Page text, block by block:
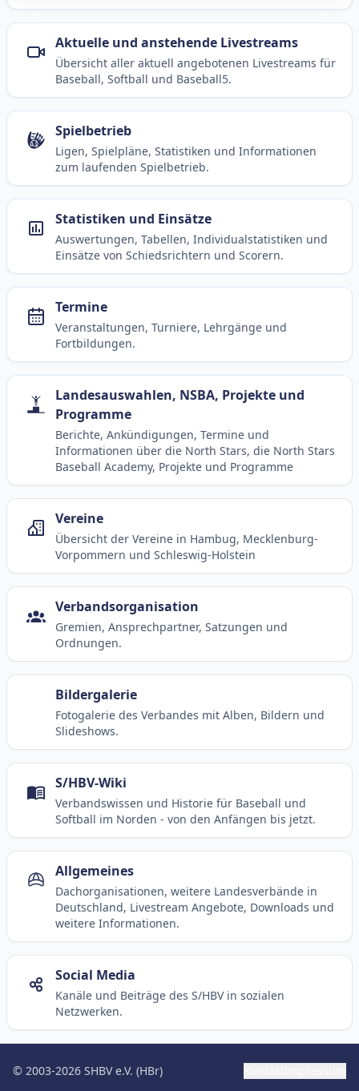
Aktuelle und anstehende Livestreams
Übersicht aller aktuell angebotenen Livestreams für
Baseball, Softball und Baseball5.
Spielbetrieb
Ligen, Spielpläne, Statistiken und Informationen
zum laufenden Spielbetrieb.
Statistiken und Einsätze
Auswertungen, Tabellen, Individualstatistiken und
Einsätze von Schiedsrichtern und Scorern.
Termine
Veranstaltungen, Turniere, Lehrgänge und
Fortbildungen.
Landesauswahlen, NSBA, Projekte und
Programme
Berichte, Ankündigungen, Termine und
Informationen über die North Stars, die North Stars
Baseball Academy, Projekte und Programme
Vereine
Übersicht der Vereine in Hambug, Mecklenburg-
Vorpommern und Schleswig-Holstein
Verbandsorganisation
Gremien, Ansprechpartner, Satzungen und
Ordnungen.
Bildergalerie
Fotogalerie des Verbandes mit Alben, Bildern und
Slideshows.
S/HBV-Wiki
Verbandswissen und Historie für Baseball und
Softball im Norden - von den Anfängen bis jetzt.
Allgemeines
Dachorganisationen, weitere Landesverbände in
Deutschland, Livestream Angebote, Downloads und
weitere Informationen.
Social Media
Kanäle und Beiträge des S/HBV in sozialen
Netzwerken.
© 2003-2026 SHBV e.V. (HBr)